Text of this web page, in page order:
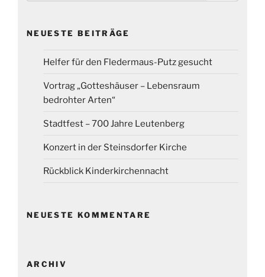
NEUESTE BEITRÄGE
Helfer für den Fledermaus-Putz gesucht
Vortrag „Gotteshäuser – Lebensraum
bedrohter Arten“
Stadtfest – 700 Jahre Leutenberg
Konzert in der Steinsdorfer Kirche
Rückblick Kinderkirchennacht
NEUESTE KOMMENTARE
ARCHIV